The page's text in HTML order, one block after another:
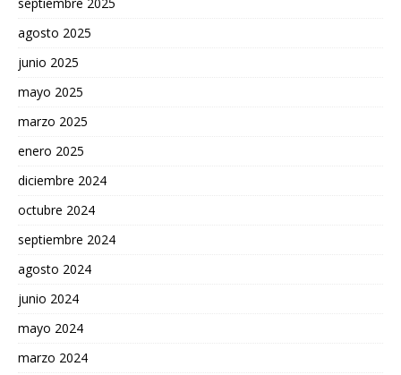
agosto 2025
junio 2025
mayo 2025
marzo 2025
enero 2025
diciembre 2024
octubre 2024
septiembre 2024
agosto 2024
junio 2024
mayo 2024
marzo 2024